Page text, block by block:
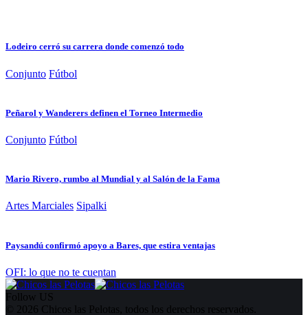
Lodeiro cerró su carrera donde comenzó todo
Conjunto Fútbol
Peñarol y Wanderers definen el Torneo Intermedio
Conjunto Fútbol
Mario Rivero, rumbo al Mundial y al Salón de la Fama
Artes Marciales Sipalki
Paysandú confirmó apoyo a Bares, que estira ventajas
OFI: lo que no te cuentan
Follow US
© 2026 Chicos las Pelotas, todos los derechos reservados.